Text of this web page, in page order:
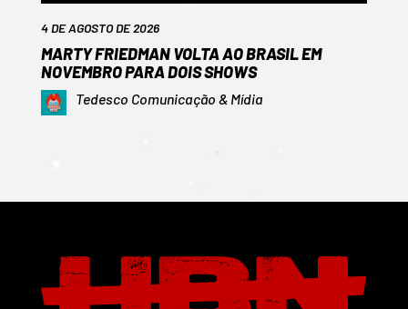
4 DE AGOSTO DE 2026
MARTY FRIEDMAN VOLTA AO BRASIL EM
NOVEMBRO PARA DOIS SHOWS
Tedesco Comunicação & Mídia